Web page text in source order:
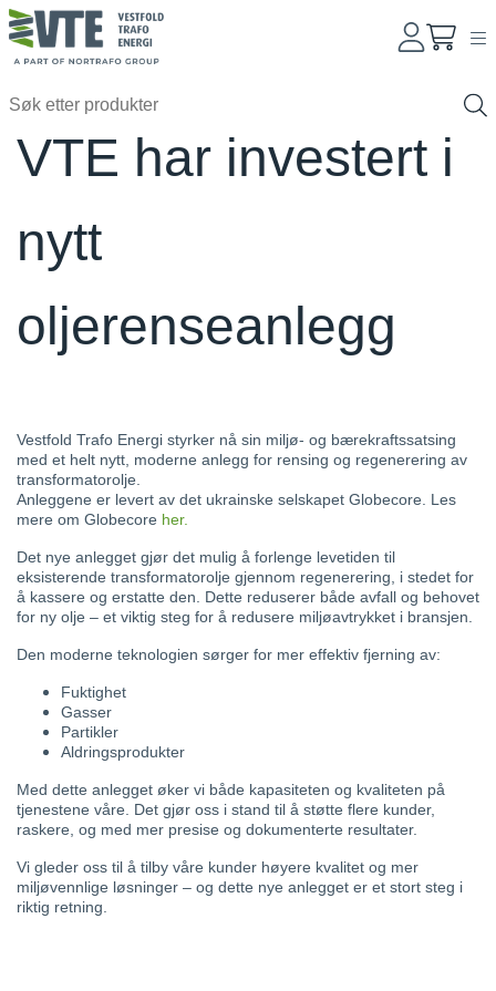
VTE har investert i
nytt
oljerenseanlegg
Vestfold Trafo Energi styrker nå sin miljø- og bærekraftssatsing
med et helt nytt, moderne anlegg for rensing og regenerering av
transformatorolje.
Anleggene er levert av det ukrainske selskapet Globecore. Les
mere om Globecore her.
Det nye anlegget gjør det mulig å forlenge levetiden til
eksisterende transformatorolje gjennom regenerering, i stedet for
å kassere og erstatte den. Dette reduserer både avfall og behovet
for ny olje – et viktig steg for å redusere miljøavtrykket i bransjen.
Den moderne teknologien sørger for mer effektiv fjerning av:
Fuktighet
Gasser
Partikler
Aldringsprodukter
Med dette anlegget øker vi både kapasiteten og kvaliteten på
tjenestene våre. Det gjør oss i stand til å støtte flere kunder,
raskere, og med mer presise og dokumenterte resultater.
Vi gleder oss til å tilby våre kunder høyere kvalitet og mer
miljøvennlige løsninger – og dette nye anlegget er et stort steg i
riktig retning.